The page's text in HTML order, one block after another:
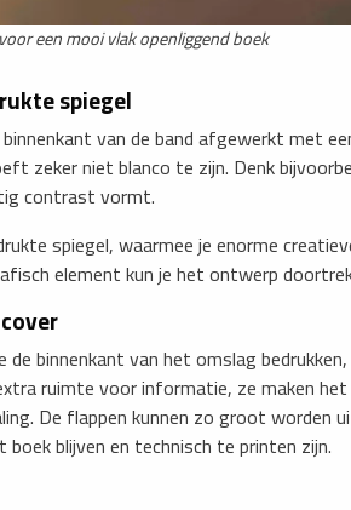
een mooi vlak openliggend boek
spiegel
van de band afgewerkt met
zeker niet blanco te zijn. Denk
contrast vormt.
spiegel, waarmee je enorme
element kun je het ontwerp
binnenkant van het omslag
ruimte voor informatie, ze maken
De flappen kunnen zo groot worden
blijven en technisch te printen zijn.